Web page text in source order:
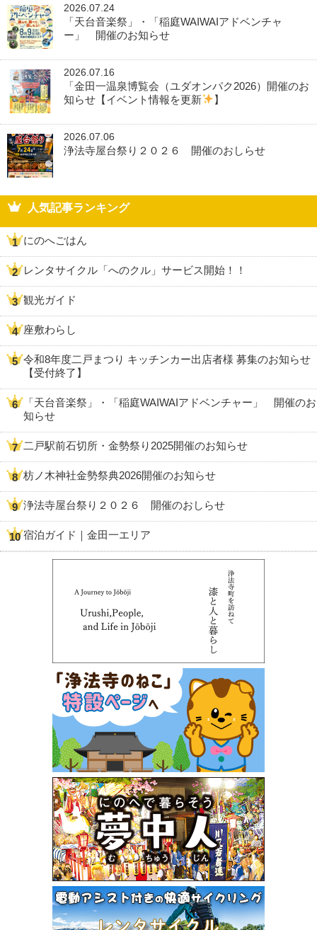
2026.07.24
「天台音楽祭」・「稲庭WAIWAIアドベンチャ
ー」 開催のお知らせ
2026.07.16
「金田一温泉博覧会（ユダオンパク2026）開催のお
知らせ【イベント情報を更新
】
2026.07.06
浄法寺屋台祭り２０２６ 開催のおしらせ
人気記事ランキング
にのへごはん
レンタサイクル「へのクル」サービス開始！！
観光ガイド
座敷わらし
令和8年度二戸まつり キッチンカー出店者様 募集のお知らせ
【受付終了】
「天台音楽祭」・「稲庭WAIWAIアドベンチャー」 開催のお
知らせ
二戸駅前石切所・金勢祭り2025開催のお知らせ
枋ノ木神社金勢祭典2026開催のお知らせ
浄法寺屋台祭り２０２６ 開催のおしらせ
宿泊ガイド｜金田一エリア